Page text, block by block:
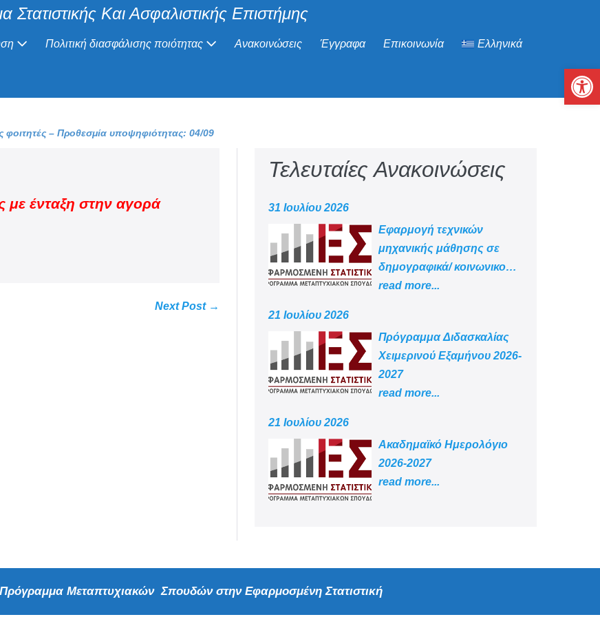
Στατιστικής Και Ασφαλιστικής Επιστήμης
Πολιτική διασφάλισης ποιότητας Ανακοινώσεις Έγγραφα Επικοινωνία Ελληνικά
φοιτητές – Προθεσμία υποψηφιότητας: 04/09
με ένταξη στην αγορά
Next Post →
Τελευταίες Ανακοινώσεις
31 Ιουλίου 2026
Εφαρμογή τεχνικών
μηχανικής μάθησης σε
δημογραφικά/ κοινωνικο
-οικονομικά δεδομένα
read more...
21 Ιουλίου 2026
Πρόγραμμα Διδασκαλίας
Χειμερινού Εξαμήνου 2026-
2027
read more...
21 Ιουλίου 2026
Aκαδημαϊκό Ημερολόγιο
2026-2027
read more...
Μεταπτυχιακών Σπουδών στην Εφαρμοσμένη Στατιστική